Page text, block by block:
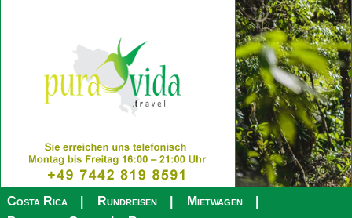
Costa Rica Rundreisen
Mietwagen